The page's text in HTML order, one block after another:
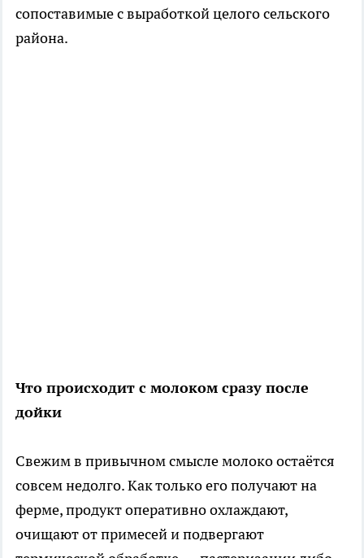
сопоставимые с выработкой целого сельского
района.
Что происходит с молоком сразу после
дойки
Свежим в привычном смысле молоко остаётся
совсем недолго. Как только его получают на
ферме, продукт оперативно охлаждают,
очищают от примесей и подвергают